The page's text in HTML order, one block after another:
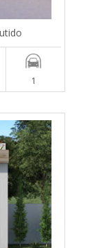
1